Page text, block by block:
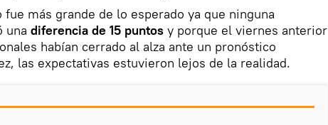
más grande de lo esperado ya que ninguna
una diferencia de 15 puntos y porque el viernes anterior
habían cerrado al alza ante un pronóstico
las expectativas estuvieron lejos de la realidad.